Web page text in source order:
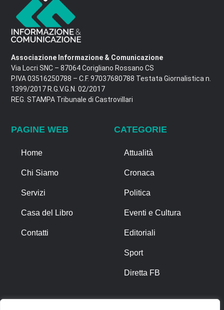
Associazione Informazione & Comunicazione
Via Locri SNC – 87064 Corigliano Rossano CS
P.IVA 03516250788 – C.F. 97037680788 Testata Giornalistica n.
1399/2017 R.G.V.G.N. 02/2017
REG. STAMPA Tribunale di Castrovillari
PAGINE WEB
Home
Chi Siamo
Servizi
Casa del Libro
Contatti
CATEGORIE
Attualità
Cronaca
Politica
Eventi e Cultura
Editoriali
Sport
Diretta FB